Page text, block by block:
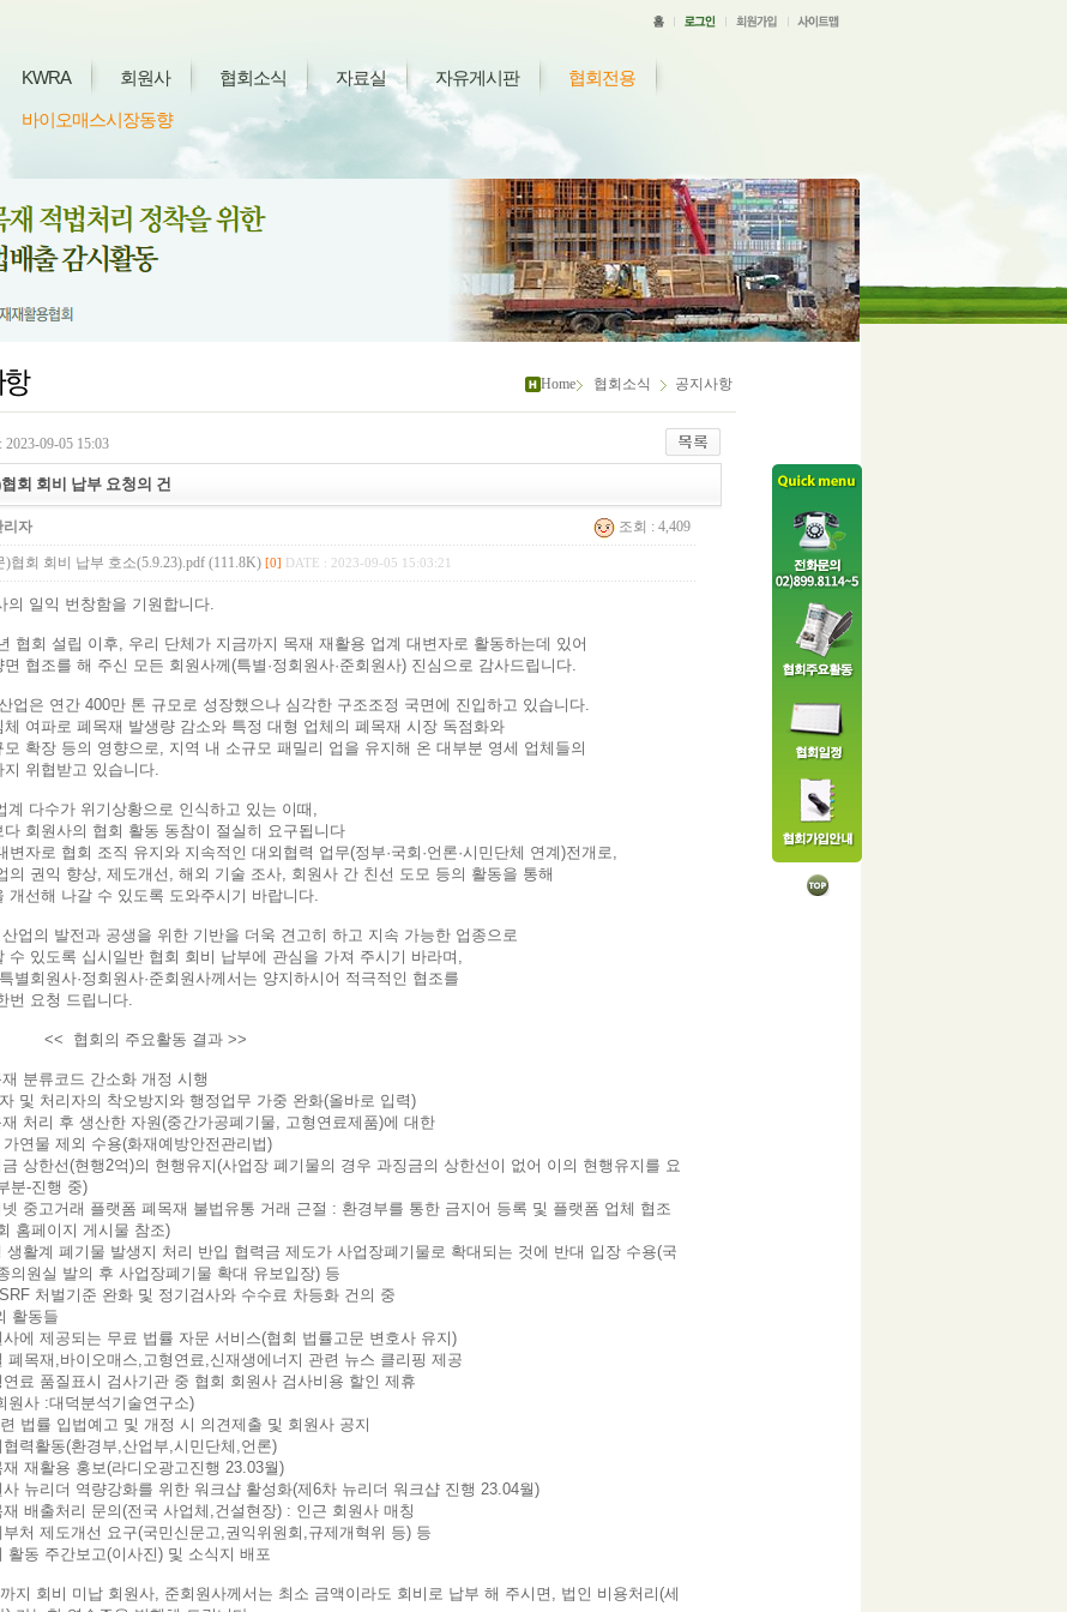
KWRA 회원사 협회소식 자료실 자유게시판 협회전용
바이오매스시장동향
Home 협회소식 공지사항
2023-09-05 15:03
회 회비 납부 요청의 건
리자 조회 : 4,409
)협회 회비 납부 호소(5.9.23).pdf (111.8K) [0] DATE : 2023-09-05 15:03:21
의 일익 번창함을 기원합니다.
협회 설립 이후, 우리 단체가 지금까지 목재 재활용 업계 대변자로 활동하는데 있어
협조를 해 주신 모든 회원사께(특별·정회원사·준회원사) 진심으로 감사드립니다.
업은 연간 400만 톤 규모로 성장했으나 심각한 구조조정 국면에 진입하고 있습니다.
여파로 폐목재 발생량 감소와 특정 대형 업체의 폐목재 시장 독점화와
확장 등의 영향으로, 지역 내 소규모 패밀리 업을 유지해 온 대부분 영세 업체들의
위협받고 있습니다.
계 다수가 위기상황으로 인식하고 있는 이때,
회원사의 협회 활동 동참이 절실히 요구됩니다
자로 협회 조직 유지와 지속적인 대외협력 업무(정부·국회·언론·시민단체 연계)전개로,
의 권익 향상, 제도개선, 해외 기술 조사, 회원사 간 친선 도모 등의 활동을 통해
개선해 나갈 수 있도록 도와주시기 바랍니다.
업의 발전과 공생을 위한 기반을 더욱 견고히 하고 지속 가능한 업종으로
수 있도록 십시일반 협회 회비 납부에 관심을 가져 주시기 바라며,
별회원사·정회원사·준회원사께서는 양지하시어 적극적인 협조를
번 요청 드립니다.
회의 주요활동 결과 >>
분류코드 간소화 개정 시행
및 처리자의 착오방지와 행정업무 가중 완화(올바로 입력)
처리 후 생산한 자원(중간가공폐기물, 고형연료제품)에 대한
연물 제외 수용(화재예방안전관리법)
상한선(현행2억)의 현행유지(사업장 폐기물의 경우 과징금의 상한선이 없어 이의 현행유지를 요
분-진행 중)
중고거래 플랫폼 폐목재 불법유통 거래 근절 : 환경부를 통한 금지어 등록 및 플랫폼 업체 협조
홈페이지 게시물 참조)
활계 폐기물 발생지 처리 반입 협력금 제도가 사업장폐기물로 확대되는 것에 반대 입장 수용(국
의원실 발의 후 사업장폐기물 확대 유보입장) 등
처벌기준 완화 및 정기검사와 수수료 차등화 건의 중
활동들
에 제공되는 무료 법률 자문 서비스(협회 법률고문 변호사 유지)
목재,바이오매스,고형연료,신재생에너지 관련 뉴스 클리핑 제공
료 품질표시 검사기관 중 협회 회원사 검사비용 할인 제휴
사 :대덕분석기술연구소)
률 입법예고 및 개정 시 의견제출 및 회원사 공지
력활동(환경부,산업부,시민단체,언론)
재활용 홍보(라디오광고진행 23.03월)
뉴리더 역량강화를 위한 워크샵 활성화(제6차 뉴리더 워크샵 진행 23.04월)
배출처리 문의(전국 사업체,건설현장) : 인근 회원사 매칭
처 제도개선 요구(국민신문고,권익위원회,규제개혁위 등) 등
동 주간보고(이사진) 및 소식지 배포
지 회비 미납 회원사, 준회원사께서는 최소 금액이라도 회비로 납부 해 주시면, 법인 비용처리(세